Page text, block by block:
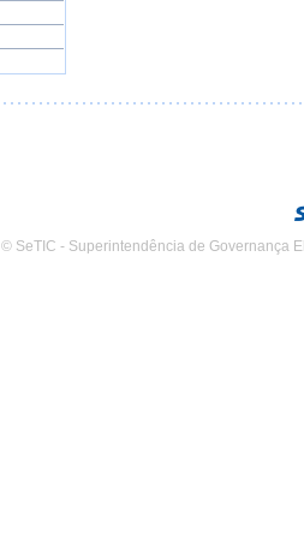
© SeTIC - Superintendência de Governança